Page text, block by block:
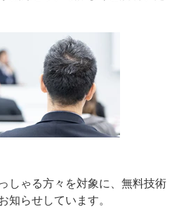
しゃる方々を対象に、無料技術
知らせしています。